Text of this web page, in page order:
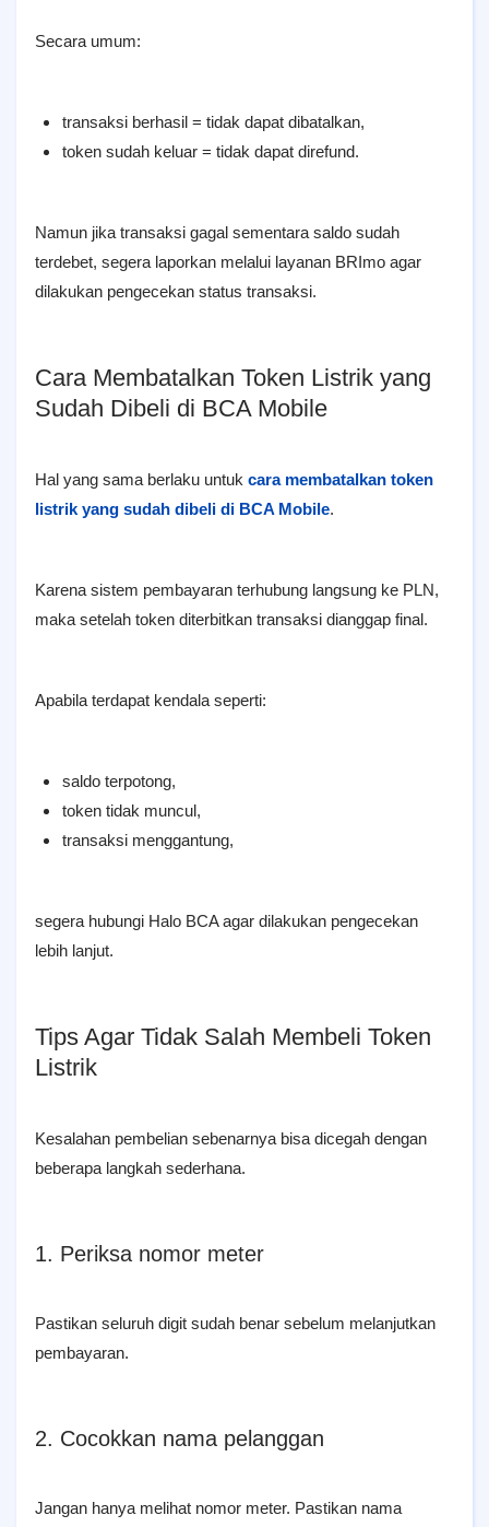
Secara umum:
transaksi berhasil = tidak dapat dibatalkan,
token sudah keluar = tidak dapat direfund.
Namun jika transaksi gagal sementara saldo sudah
terdebet, segera laporkan melalui layanan BRImo agar
dilakukan pengecekan status transaksi.
Cara Membatalkan Token Listrik yang
Sudah Dibeli di BCA Mobile
Hal yang sama berlaku untuk cara membatalkan token
listrik yang sudah dibeli di BCA Mobile.
Karena sistem pembayaran terhubung langsung ke PLN,
maka setelah token diterbitkan transaksi dianggap final.
Apabila terdapat kendala seperti:
saldo terpotong,
token tidak muncul,
transaksi menggantung,
segera hubungi Halo BCA agar dilakukan pengecekan
lebih lanjut.
Tips Agar Tidak Salah Membeli Token
Listrik
Kesalahan pembelian sebenarnya bisa dicegah dengan
beberapa langkah sederhana.
1. Periksa nomor meter
Pastikan seluruh digit sudah benar sebelum melanjutkan
pembayaran.
2. Cocokkan nama pelanggan
Jangan hanya melihat nomor meter. Pastikan nama